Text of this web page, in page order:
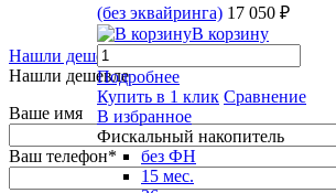
(без эквайринга) 17 050 ₽
В корзину
Подробнее
Купить в 1 клик Сравнение
В избранное
Фискальный накопитель
без ФН
15 мес.
Нашли дешевле
Нашли дешевле
Ваше имя
Ваш телефон*